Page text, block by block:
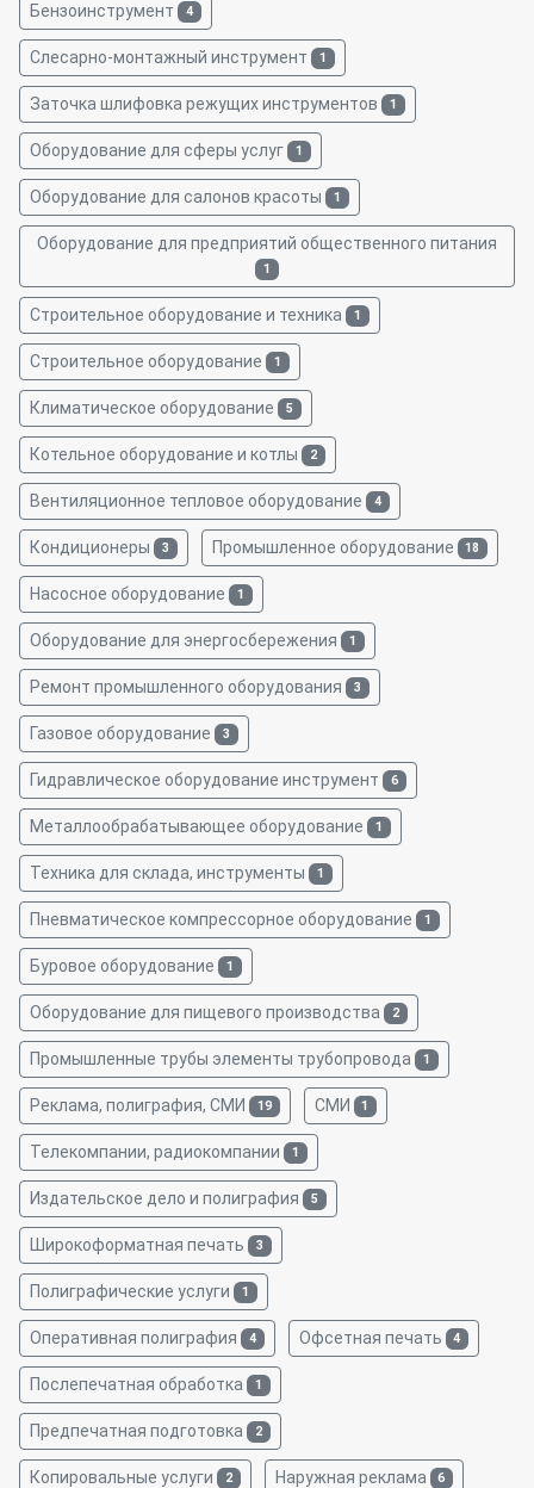
Бензоинструмент 4
Слесарно-монтажный инструмент 1
Заточка шлифовка режущих инструментов 1
Оборудование для сферы услуг 1
Оборудование для салонов красоты 1
Оборудование для предприятий общественного питания
1
Строительное оборудование и техника 1
Строительное оборудование 1
Климатическое оборудование 5
Котельное оборудование и котлы 2
Вентиляционное тепловое оборудование 4
Кондиционеры 3 Промышленное оборудование 18
Насосное оборудование 1
Оборудование для энергосбережения 1
Ремонт промышленного оборудования 3
Газовое оборудование 3
Гидравлическое оборудование инструмент 6
Металлообрабатывающее оборудование 1
Техника для склада, инструменты 1
Пневматическое компрессорное оборудование 1
Буровое оборудование 1
Оборудование для пищевого производства 2
Промышленные трубы элементы трубопровода 1
Реклама, полиграфия, СМИ 19 СМИ 1
Телекомпании, радиокомпании 1
Издательское дело и полиграфия 5
Широкоформатная печать 3
Полиграфические услуги 1
Оперативная полиграфия 4 Офсетная печать 4
Послепечатная обработка 1
Предпечатная подготовка 2
Копировальные услуги 2 Наружная реклама 6